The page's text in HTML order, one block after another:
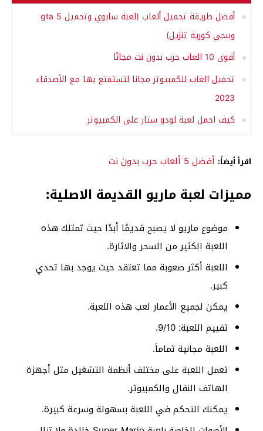
أفضل طريقة تحميل ألعاب (لعبة سابوي وتحميل gta 5
وببجي كورية تنزيل)
أقوى 10 العاب حرب بدون نت مجانًا
تحميل العاب للكمبيوتر مجانا لتستمتع بها مع الأصدقاء
2023
كيف احمل لعبة لودو ستار على الكمبيوتر
اقرأ أيضاً: أفضل 5 ألعاب حرب بدون نت
مميزات لعبة ماريو القديمة الاصلية:
موضوع ماريو لا يصبح قديمًا أبدًا حيث تمتلك هذه
اللعبة الكثير من السحر والاثارة.
اللعبة أكثر صعوبة مما تعتقد حيث يوجد بها تحدي
كبير.
يمكن لجميع الأعمار لعب هذه اللعبة.
تقييم اللعبة: 9/10.
اللعبة مجانية تماماَ.
تعمل اللعبة على مختلف أنظمة التشغيل مثل أجهزة
الهاتف النقال والكمبيوتر.
يمكنك التحكم في اللعبة بسهولة وسرعة كبيرة.